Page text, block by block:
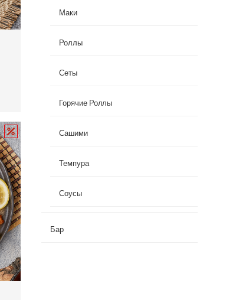
Маки
Роллы
Сеты
Горячие Роллы
Сашими
Темпура
Соусы
Бар